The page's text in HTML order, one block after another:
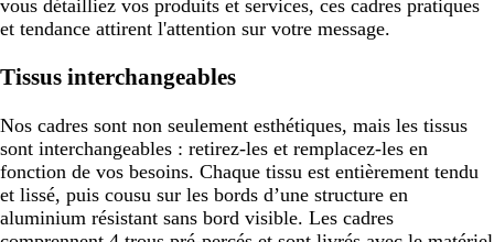
vous détailliez vos produits et services, ces cadres pratiques
et tendance attirent l'attention sur votre message.
Tissus interchangeables
Nos cadres sont non seulement esthétiques, mais les tissus
sont interchangeables : retirez-les et remplacez-les en
fonction de vos besoins. Chaque tissu est entièrement tendu
et lissé, puis cousu sur les bords d’une structure en
aluminium résistant sans bord visible. Les cadres